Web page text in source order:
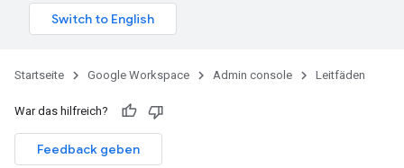
Startseite Google Workspace Admin console Leitfäden
War das hilfreich?
Feedback geben